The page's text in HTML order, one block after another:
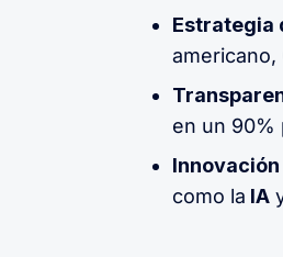
Estrategia
en un 90%
como la IA